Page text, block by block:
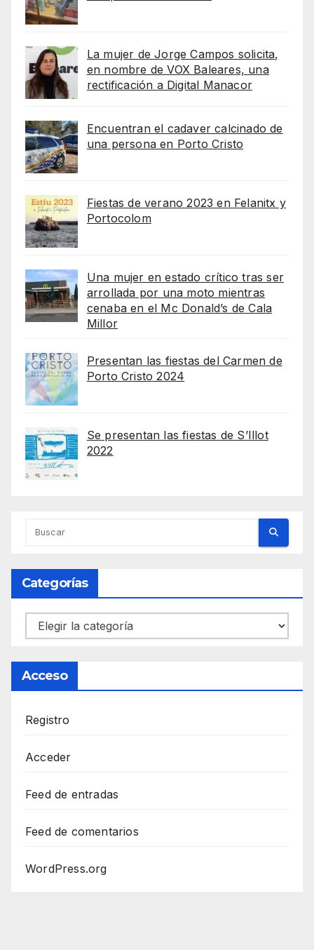
La mujer de Jorge Campos solicita,
en nombre de VOX Baleares, una
rectificación a Digital Manacor
Encuentran el cadaver calcinado de
una persona en Porto Cristo
Fiestas de verano 2023 en Felanitx y
Portocolom
Una mujer en estado crítico tras ser
arrollada por una moto mientras
cenaba en el Mc Donald’s de Cala
Millor
Presentan las fiestas del Carmen de
Porto Cristo 2024
Se presentan las fiestas de S’Illot
2022
Categorías
Categorías
Acceso
Registro
Acceder
Feed de entradas
Feed de comentarios
WordPress.org